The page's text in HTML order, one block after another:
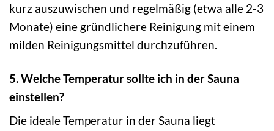
kurz auszuwischen und regelmäßig (etwa alle 2-3
Monate) eine gründlichere Reinigung mit einem
milden Reinigungsmittel durchzuführen.
5. Welche Temperatur sollte ich in der Sauna
einstellen?
Die ideale Temperatur in der Sauna liegt